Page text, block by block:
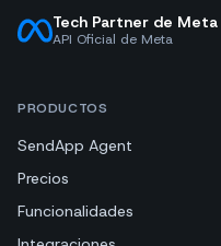
Tech Partner de Meta
API Oficial de Meta
PRODUCTOS
SendApp Agent
Precios
Funcionalidades